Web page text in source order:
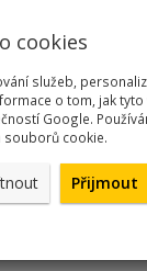
životnosti
a jemným
vodou.
stejně jako
bílá -
cookies
služeb,
o tom, jak tyto
Google.
souborů cookie.
Přijmout